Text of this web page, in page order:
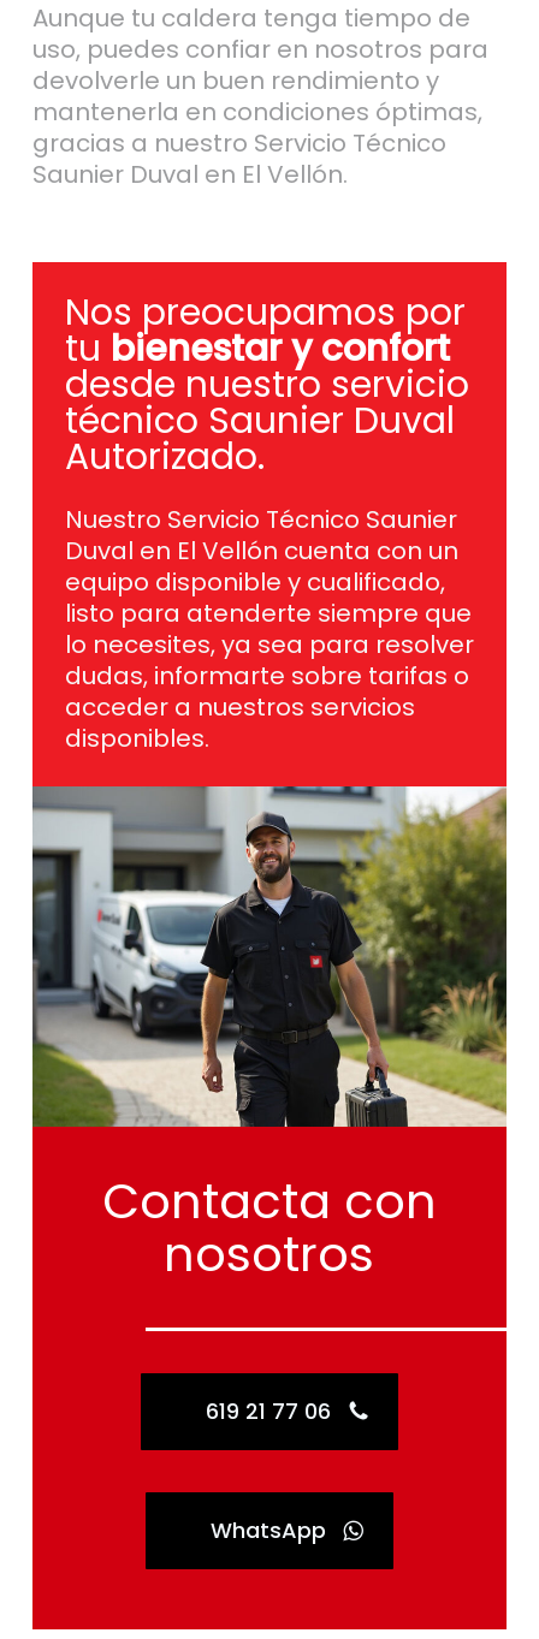
Aunque tu caldera tenga tiempo de
uso, puedes confiar en nosotros para
devolverle un buen rendimiento y
mantenerla en condiciones óptimas,
gracias a nuestro Servicio Técnico
Saunier Duval en El Vellón.
Nos preocupamos por
tu bienestar y confort
desde nuestro servicio
técnico Saunier Duval
Autorizado.
Nuestro Servicio Técnico Saunier
Duval en El Vellón cuenta con un
equipo disponible y cualificado,
listo para atenderte siempre que
lo necesites, ya sea para resolver
dudas, informarte sobre tarifas o
acceder a nuestros servicios
disponibles.
Contacta con
nosotros
619 21 77 06
WhatsApp